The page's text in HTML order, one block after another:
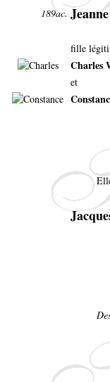
189ac.
fille
Charles
et